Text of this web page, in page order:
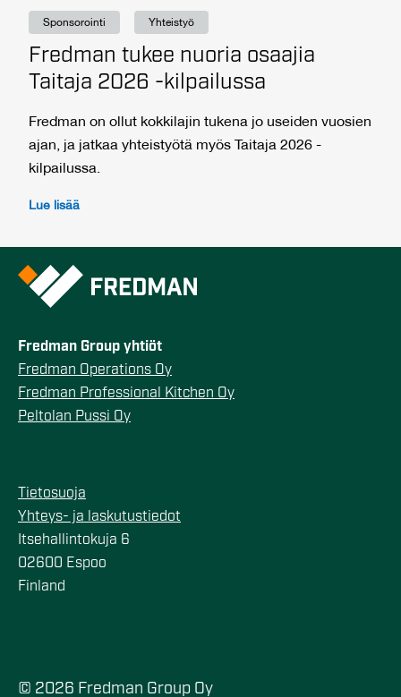
Sponsorointi Yhteistyö
Fredman tukee nuoria osaajia
Taitaja 2026 -kilpailussa
Fredman on ollut kokkilajin tukena jo useiden vuosien
ajan, ja jatkaa yhteistyötä myös Taitaja 2026 -
kilpailussa.
Lue lisää
Fredman Group yhtiöt
Fredman Operations Oy
Fredman Professional Kitchen Oy
Peltolan Pussi Oy
Tietosuoja
Yhteys- ja laskutustiedot
Itsehallintokuja 6
02600 Espoo
Finland
© 2026 Fredman Group Oy